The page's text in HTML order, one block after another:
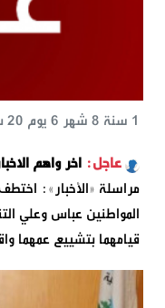
اخر واهم
1 سنة 8 شهر 6 يوم 20 س 16 د 33 ث
مراسلة «الأخبار»:
المواطنين عباس وعلي
قيامهما بتشييع عمهما